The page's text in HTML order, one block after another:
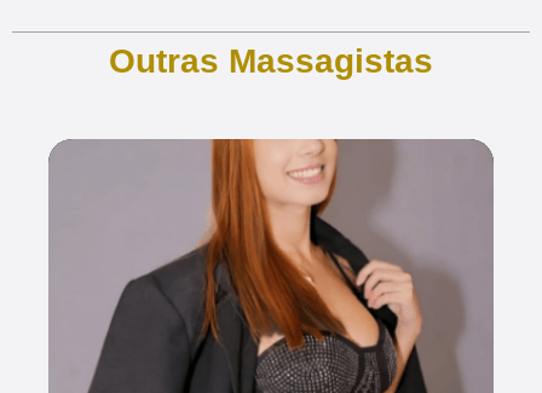
Outras Massagistas